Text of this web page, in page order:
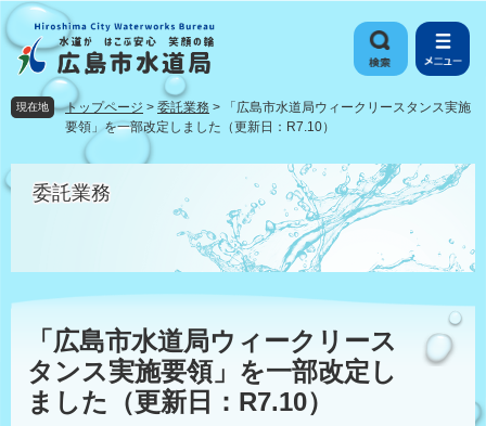
ペ
ー
先
。
メ
ニ
を
て
現在地 トップページ > 委託業務 >
「広島市水道局ウィークリースタンス実施
要領」を一部改定しました（更新日：R7.10）
委託業務
本
「広島市水道局ウィークリース
タンス実施要領」を一部改定し
ました（更新日：R7.10）